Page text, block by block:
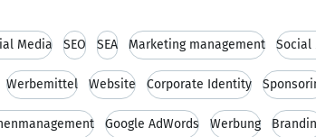
Media SEO SEA Marketing management Social
Werbemittel Website Corporate Identity
Google AdWords Werbung